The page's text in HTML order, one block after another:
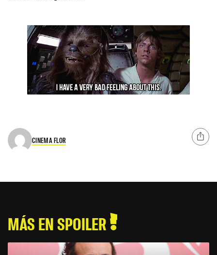
CINEMA FLOR
MÁS EN SPOILER